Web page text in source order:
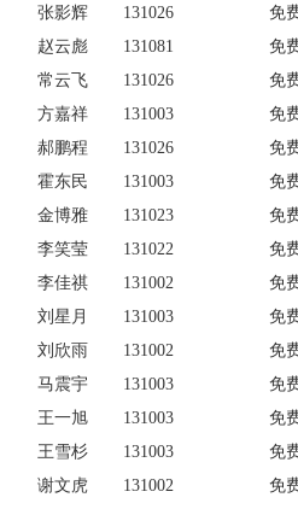
张影辉 131026
免
赵云彪 131081
免
常云飞 131026
免
方嘉祥 131003
免
郝鹏程 131026
免
霍东民 131003
免
金博雅 131023
免
李笑莹 131022
免
李佳祺 131002
免
刘星月 131003
免
刘欣雨 131002
免
马震宇 131003
免
王一旭 131003
免
王雪杉 131003
免
谢文虎 131002
免